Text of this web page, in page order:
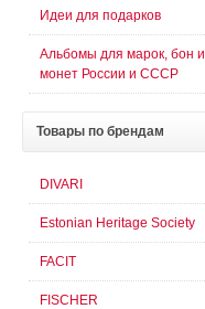
Идеи для подарков
Альбомы для марок, бон и
монет России и СССР
Товары по брендам
DIVARI
Estonian Heritage Society
FACIT
FISCHER